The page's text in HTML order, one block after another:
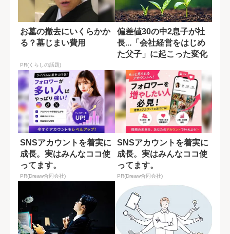
お墓の撤去にいくらかか
る？墓じまい費用
PR(くらしの話題)
偏差値30の中2息子が社
長...「会社経営をはじめ
た父子」に起こった変化
SNSアカウントを着実に
成長。実はみんなココ使
ってます。
PR(Dreaw合同会社)
SNSアカウントを着実に
成長。実はみんなココ使
ってます。
PR(Dreaw合同会社)